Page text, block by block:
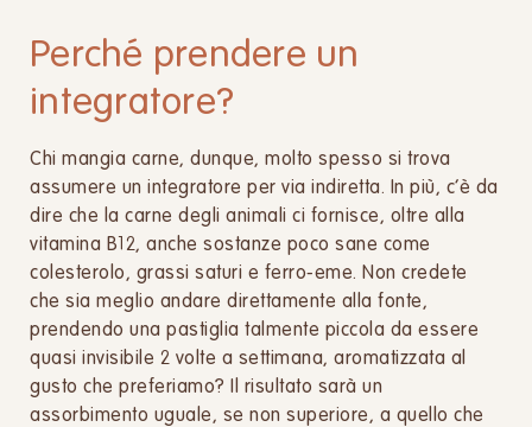
Perché prendere un
integratore?
Chi mangia carne, dunque, molto spesso si trova
assumere un integratore per via indiretta. In più, c’è da
dire che la carne degli animali ci fornisce, oltre alla
vitamina B12, anche sostanze poco sane come
colesterolo, grassi saturi e ferro-eme. Non credete
che sia meglio andare direttamente alla fonte,
prendendo una pastiglia talmente piccola da essere
quasi invisibile 2 volte a settimana, aromatizzata al
gusto che preferiamo? Il risultato sarà un
assorbimento uguale, se non superiore, a quello che